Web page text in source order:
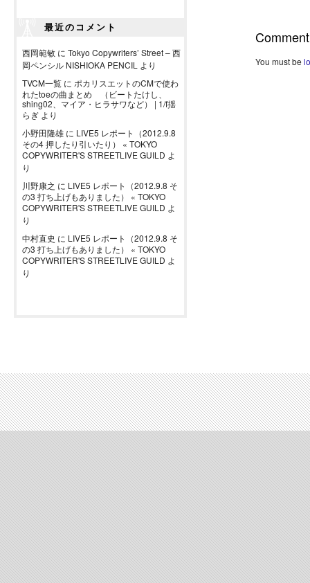
最近のコメント
西岡範敏 に Tokyo Copywriters’ Street – 西
岡ペンシル NISHIOKA PENCIL より
TVCM一覧 に ポカリスエットのCMで使わ
れたtoeの曲まとめ （ビートたけし、
shing02、マイア・ヒラサワなど） | 1/f揺
らぎ より
小野田隆雄 に LIVE5 レポート（2012.9.8
その4 押したり引いたり） « TOKYO
COPYWRITER'S STREETLIVE GUILD よ
り
川野康之 に LIVE5 レポート（2012.9.8 そ
の3 打ち上げもありました） « TOKYO
COPYWRITER'S STREETLIVE GUILD よ
り
中村直史 に LIVE5 レポート（2012.9.8 そ
の3 打ち上げもありました） « TOKYO
COPYWRITER'S STREETLIVE GUILD よ
り
Comment
You must be